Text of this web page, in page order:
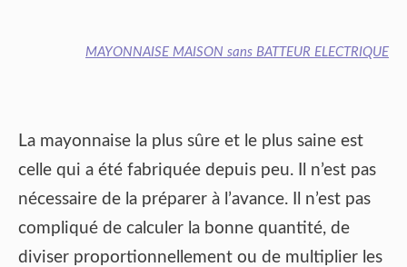
MAYONNAISE MAISON sans BATTEUR ELECTRIQUE
La mayonnaise la plus sûre et le plus saine est
celle qui a été fabriquée depuis peu. Il n’est pas
nécessaire de la préparer à l’avance. Il n’est pas
compliqué de calculer la bonne quantité, de
diviser proportionnellement ou de multiplier les